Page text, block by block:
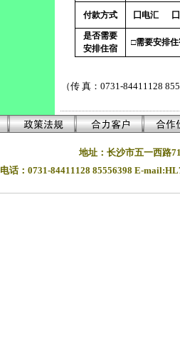
付款方式 囗电汇
是否需要
安排住宿
□需要安排
（传 真：0731-84411128
地址：长沙市五一西路
电话：0731-84411128 85556398 E-